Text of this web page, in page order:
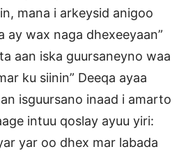
mana i arkeysid anigoo
ay wax naga dhexeeyaan”
aan iska guursaneyno waa
ku siinin” Deeqa ayaa
isguursano inaad i amarto
intuu qoslay ayuu yiri:
yar oo dhex mar labada